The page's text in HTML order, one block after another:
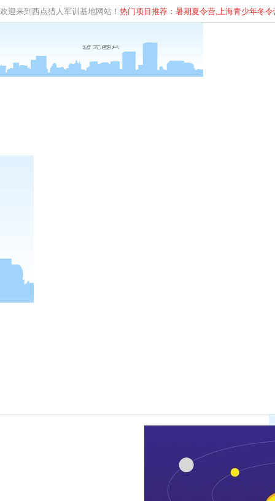
欢迎来到西点猎人军训基地网站！ 热门项目推荐：暑期夏令营,上海青少年冬令